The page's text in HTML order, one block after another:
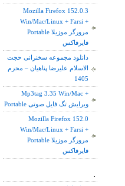
Mozilla Firefox 152.0.3
Win/Mac/Linux + Farsi +
Portable مرورگر موزیلا
فایرفاکس
دانلود مجموعه سخنرانی حجت
الاسلام علیرضا پناهیان – محرم
1405
Mp3tag 3.35 Win/Mac +
Portable ویرایش تگ فایل صوتی
Mozilla Firefox 152.0
Win/Mac/Linux + Farsi +
Portable مرورگر موزیلا
فایرفاکس
.